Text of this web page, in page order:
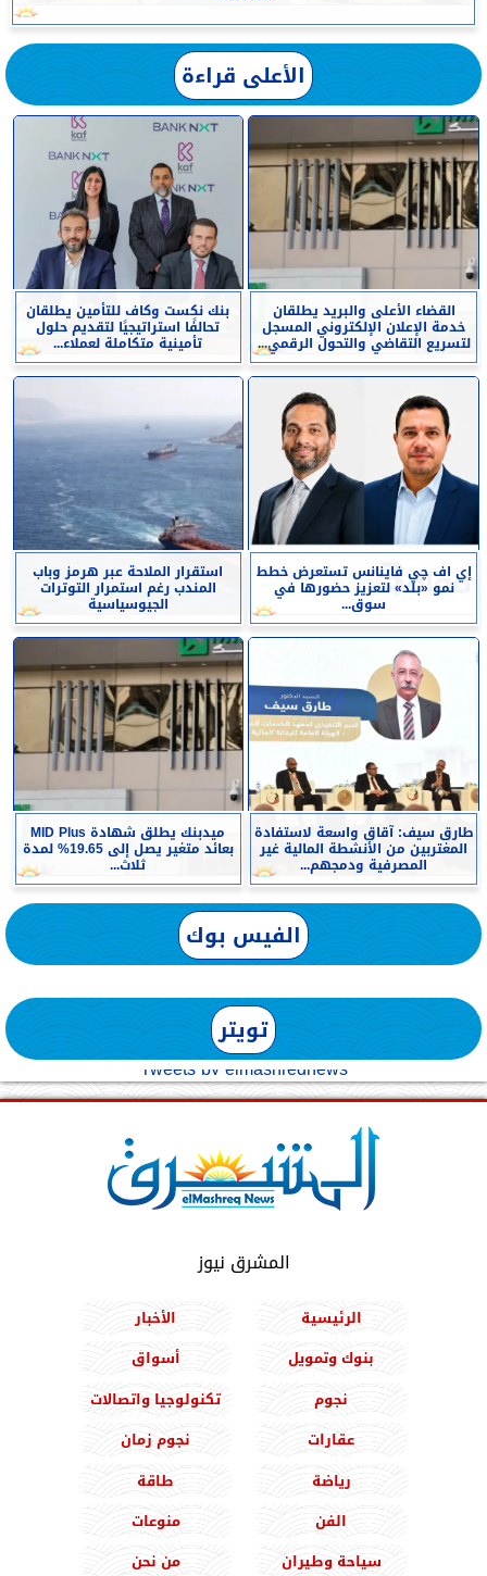
الأعلى قراءة
القضاء الأعلى والبريد يطلقان
خدمة الإعلان الإلكتروني المسجل
لتسريع التقاضي والتحول الرقمي...
بنك نكست وكاف للتأمين يطلقان
تحالفًا استراتيجيًا لتقديم حلول
تأمينية متكاملة لعملاء...
إي اف چي فاينانس تستعرض خطط
نمو «بلد» لتعزيز حضورها في
سوق...
استقرار الملاحة عبر هرمز وباب
المندب رغم استمرار التوترات
الجيوسياسية
طارق سيف: آقاق واسعة لاستفادة
المغتربين من الأنشطة المالية غير
المصرفية ودمجهم...
ميدبنك يطلق شهادة MID Plus
بعائد متغير يصل إلى 19.65% لمدة
ثلاث...
الفيس بوك
تويتر
Tweets by elmashreqnews
المشرق نيوز
الرئيسية
الأخبار
بنوك وتمويل
أسواق
نجوم
تكنولوجيا واتصالات
عقارات
نجوم زمان
رياضة
طاقة
الفن
منوعات
سياحة وطيران
من نحن